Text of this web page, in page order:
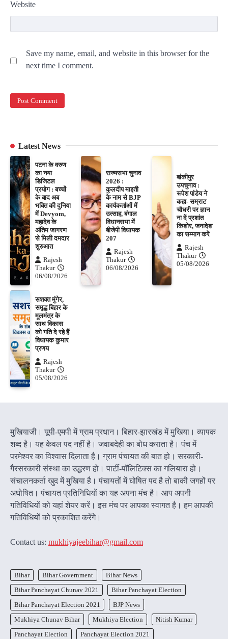
Website
Save my name, email, and website in this browser for the
next time I comment.
Latest News
पटना के वरुण
का नया
डिजिटल
प्रयोग : बच्चों
के बाद अब
भक्ति की दुनिया
में Devyom,
महादेव के
अंतिम जागरण
से मिली दमदार
शुरुआत
Rajesh
Thakur
06/08/2026
राज्यसभा चुनाव
2026 :
कुलदीप माइती
के नाम से BJP
कार्यकर्ताओं में
उत्साह, बंगाल
विधानसभा में
बीजेपी विधायक
207
Rajesh
Thakur
06/08/2026
बांकीपुर
उपचुनाव :
रूपेश पांडेय ने
कहा- सम्राट
चौधरी पर ज्ञान
ना दें प्रशांत
किशोर, जनादेश
का सम्मान करें
Rajesh
Thakur
05/08/2026
सशक्त मुंगेर,
समृद्ध बिहार के
मूलमंत्र के
साथ विकास
को गति दे रहे हैं
विधायक कुमार
प्रणय
Rajesh
Thakur
05/08/2026
मुखियाजी। यूपी-एमपी में ग्राम प्रधान। बिहार-झारखंड में मुखिया। व्यापक
शब्द है। यह केवल पद नहीं है। जवाबदेही का बोध कराता है। पंच में
परमेश्वर का विश्वास दिलाता है। ग्राम पंचायत की बात हो। सरकारी-
गैरसरकारी संस्था का उद्धरण हो। पार्टी-पॉलिटिक्स का गलियारा हो।
संचालनकर्ता खुद में मुखिया है। पंचायतों में घोषित पद है तो बाकी जगहों पर
अघोषित। पंचायत प्रतिनिधियों का यह अपना मंच है। आप अपनी
गतिविधियों को यहां शेयर करें। इस मंच पर आपका स्वागत है। हम आपकी
गतिविधियों को प्रकाशित करेंगेे।
Contact us: mukhiyajeebihar@gmail.com
Bihar Bihar Government
Bihar News
Bihar Panchayat Chunav 2021
Bihar Panchayat Election
Bihar Panchayat Election 2021
BJP News
Mukhiya Chunav Bihar
Mukhiya Election
Nitish Kumar
Panchayat Election
Panchayat Election 2021